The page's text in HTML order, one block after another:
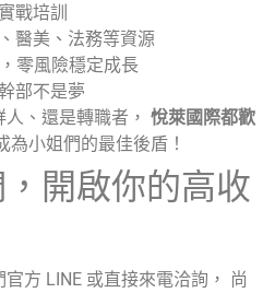
戰培訓
醫美、法務等資源
零風險穩定成長
部不是夢
、還是轉職者， 悅萊國際都歡
為小姐們的最佳後盾！
開啟你的高收
方 LINE 或直接來電洽詢， 尚